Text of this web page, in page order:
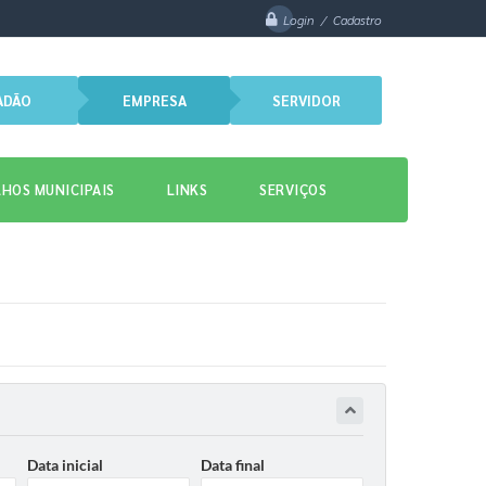
Login / Cadastro
EMPRESA SERVIDOR
MUNICIPAIS LINKS SERVIÇOS
Data inicial Data final